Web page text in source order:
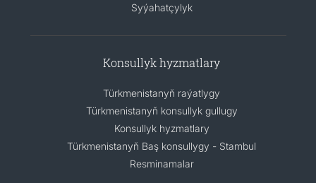
Syýahatçylyk
Konsullyk hyzmatlary
Türkmenistanyň raýatlygy
Türkmenistanyň konsullyk gullugy
Konsullyk hyzmatlary
Türkmenistanyň Baş konsullygy - Stambul
Resminamalar